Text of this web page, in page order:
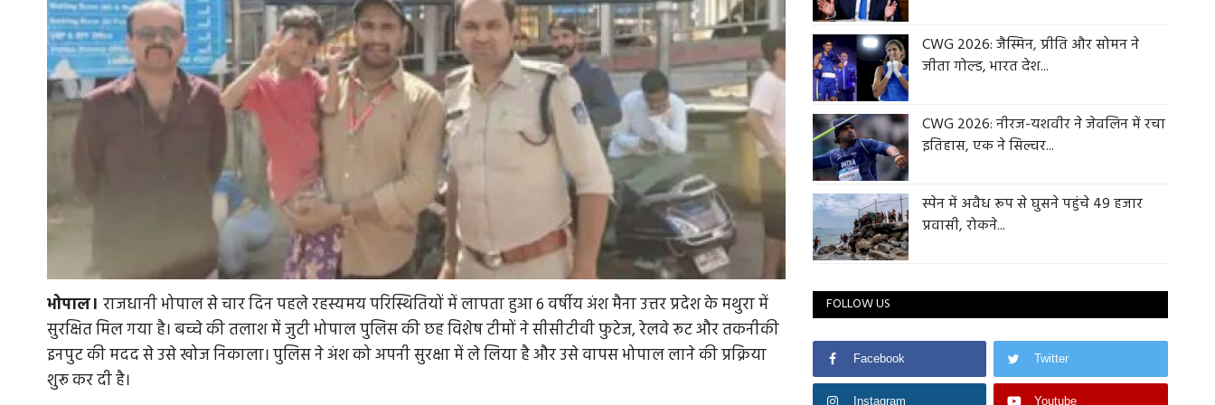
भोपाल। राजधानी भोपाल से चार दिन पहले रहस्यमय परिस्थितियों में लापता हुआ 6 वर्षीय अंश मैना उत्तर प्रदेश के मथुरा में
सुरक्षित मिल गया है। बच्चे की तलाश में जुटी भोपाल पुलिस की छह विशेष टीमों ने सीसीटीवी फुटेज, रेलवे रूट और तकनीकी
इनपुट की मदद से उसे खोज निकाला। पुलिस ने अंश को अपनी सुरक्षा में ले लिया है और उसे वापस भोपाल लाने की प्रक्रिया
शुरू कर दी है।
CWG 2026: जैस्मिन, प्रीति और सोमन ने
जीता गोल्ड, भारत देश...
CWG 2026: नीरज-यशवीर ने जेवलिन में रचा
इतिहास, एक ने सिल्वर...
स्पेन में अवैध रूप से घुसने पहुंचे 49 हजार
प्रवासी, रोकने...
FOLLOW US
Facebook Twitter
Instagram Youtube